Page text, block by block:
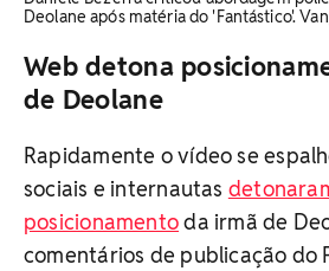
Deolane após matéria do 'Fantástico'.
Web detona
de Deolane
Rapidamente o vídeo se
sociais e internautas
posicionamentoda irmã de
comentários de publicação do